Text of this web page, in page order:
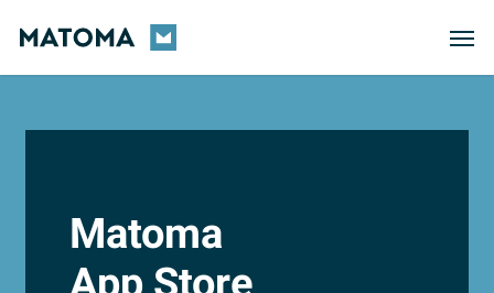
main
Matoma